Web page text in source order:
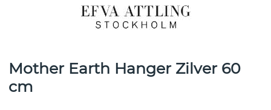
Mother Earth Hanger Zilver 60
cm